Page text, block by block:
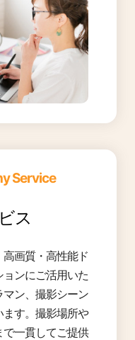
Service
ス
画質・高性能ド
ンにご活用いた
ン、撮影シーン
す。撮影場所や
一貫してご提供